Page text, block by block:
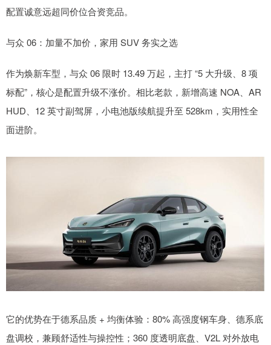
配置诚意远超同价位合资竞品。
与众 06：加量不加价，家用 SUV 务实之选
作为焕新车型，与众 06 限时 13.49 万起，主打 “5 大升级、8 项
标配”，核心是配置升级不涨价。相比老款，新增高速 NOA、AR
HUD、12 英寸副驾屏，小电池版续航提升至 528km，实用性全
面进阶。
它的优势在于德系品质 + 均衡体验：80% 高强度钢车身、德系底
盘调校，兼顾舒适性与操控性；360 度透明底盘、V2L 对外放电